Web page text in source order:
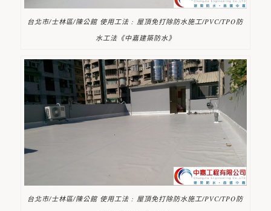
台北市/士林區/陳公館 使用工法 : 屋頂免打除防水施工/PVC/TPO防
水工法《中嘉建築防水》
台北市/士林區/陳公館 使用工法 : 屋頂免打除防水施工/PVC/TPO防